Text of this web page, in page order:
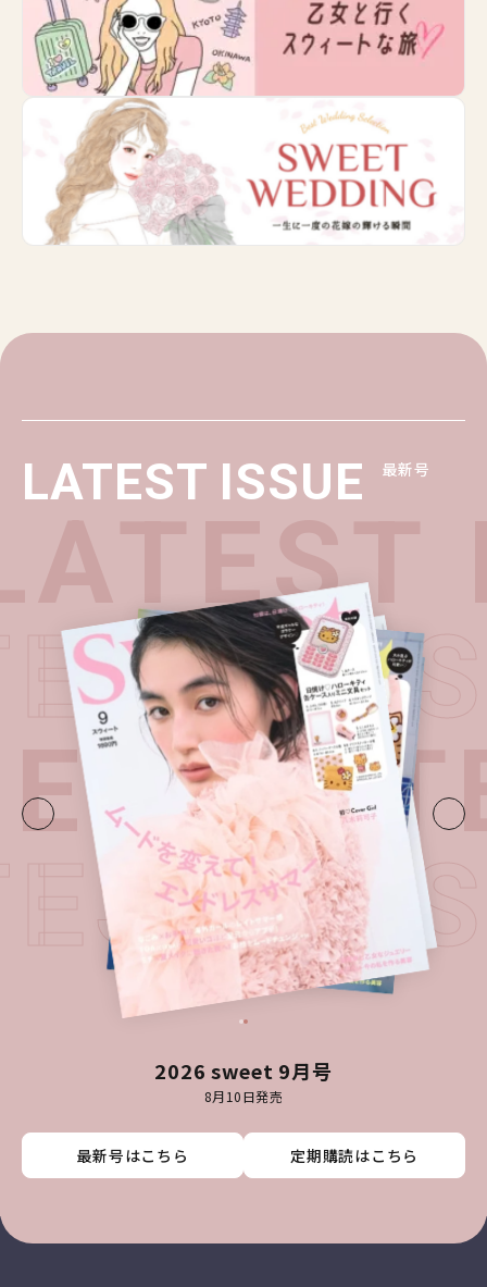
LATEST ISSUE 最新号
2026 sweet 9月号
8月10日発売
最新号はこちら 定期購読はこちら
最新号はこちら 定期購読はこちら
最新号はこちら 定期購読はこちら
最新号はこちら 定期購読はこちら
・